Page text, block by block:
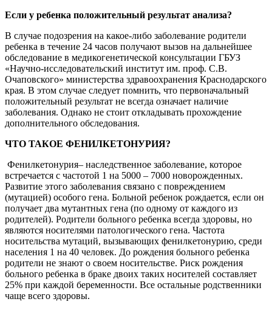
Если у ребенка положительный результат анализа?
В случае подозрения на какое-либо заболевание родители
ребенка в течение 24 часов получают вызов на дальнейшее
обследование в медикогенетической консультации ГБУЗ
«Научно-исследовательский институт им. проф. С.В.
Очаповского» министерства здравоохранения Краснодарского
края. В этом случае следует помнить, что первоначальный
положительный результат не всегда означает наличие
заболевания. Однако не стоит откладывать прохождение
дополнительного обследования.
ЧТО ТАКОЕ ФЕНИЛКЕТОНУРИЯ?
Фенилкетонурия– наследственное заболевание, которое
встречается с частотой 1 на 5000 – 7000 новорожденных.
Развитие этого заболевания связано с повреждением
(мутацией) особого гена. Больной ребенок рождается, если он
получает два мутантных гена (по одному от каждого из
родителей). Родители больного ребенка всегда здоровы, но
являются носителями патологического гена. Частота
носительства мутаций, вызывающих фенилкетонурию, среди
населения 1 на 40 человек. До рождения больного ребенка
родители не знают о своем носительстве. Риск рождения
больного ребенка в браке двоих таких носителей составляет
25% при каждой беременности. Все остальные родственники
чаще всего здоровы.